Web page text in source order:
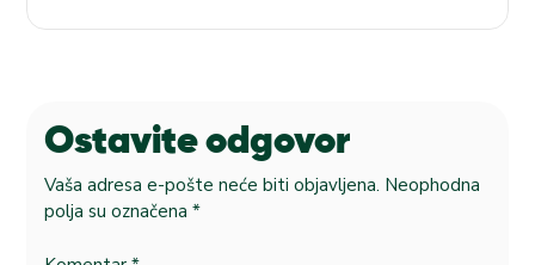
Ostavite odgovor
Vaša adresa e-pošte neće biti objavljena. Neophodna
polja su označena *